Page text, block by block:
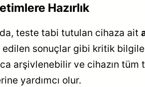
Hazırlık
teste tabi tutulan cihaza ait
sonuçlar gibi kritik
arşivlenebilir ve cihazın
yardımcı olur.